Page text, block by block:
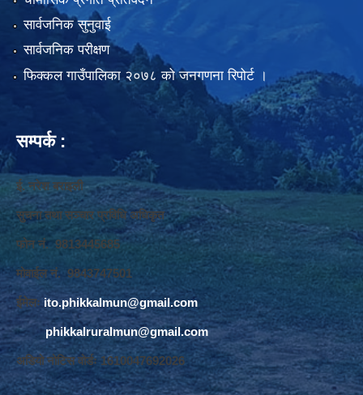
सार्वजनिक सुनुवाई
सार्वजनिक परीक्षण
फिक्कल गाउँपालिका २०७८ को जनगणना रिपोर्ट ।
सम्पर्क :
ई. नरेश बराइली
सुचना तथा सञ्‍चार प्रविधि अधिकृत
फोन नं. 9813445685
मोवाईल नं. 9843747501
ईमेलः ito.phikkalmun@gmail.com
phikkalruralmun@gmail.com
अडियो नोटिस वोर्डः 1610047692026